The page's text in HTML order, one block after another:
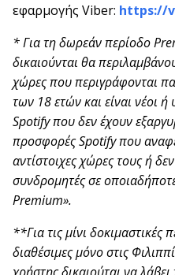
εφαρμογής Viber: https://
* Για τη δωρεάν περίοδο
δικαιούνται θα
χώρες που περιγράφονται
των 18 ετών και είναι νέοι
Spotify που δεν έχουν
προσφορές Spotify που
αντίστοιχες χώρες τους ή
συνδρομητές σε
Premium».
**Για τις μίνι δοκιμαστικές
διαθέσιμες μόνο στις